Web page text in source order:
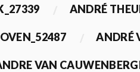
ANDRÉ
ANDRÉ
VAN